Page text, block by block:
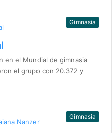
Gimnasia
en el Mundial de gimnasia
el grupo con 20.372 y
Gimnasia